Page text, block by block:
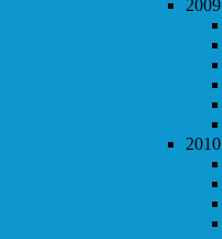
2009
2010